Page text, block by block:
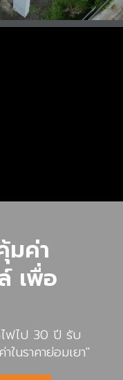
มค่า
เพื่อ
ฟไป 30 ปี รับ
นราคาย่อมเยา"